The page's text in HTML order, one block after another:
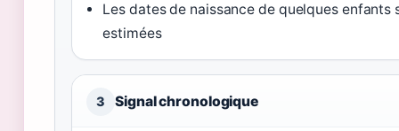
Les dates de naissance de quelques enfants
estimées
3 Signal chronologique